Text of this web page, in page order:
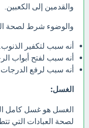
والقدمين إلى الكعبين.
والوضوء شرط لصحة
أنه سبب لتكفير الذنوب.
أنه سبب لفتح أبواب
أنه سبب لرفع الدرجات
الغسل:
الغسل هو غسل كامل
لصحة العبادات التي